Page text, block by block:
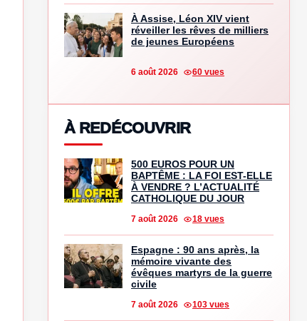
À Assise, Léon XIV vient
réveiller les rêves de milliers
de jeunes Européens
6 août 2026 60 vues
À REDÉCOUVRIR
500 EUROS POUR UN
BAPTÊME : LA FOI EST-ELLE
À VENDRE ? L’ACTUALITÉ
CATHOLIQUE DU JOUR
7 août 2026 18 vues
Espagne : 90 ans après, la
mémoire vivante des
évêques martyrs de la guerre
civile
7 août 2026 103 vues